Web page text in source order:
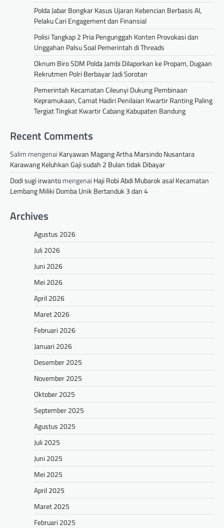
Polda Jabar Bongkar Kasus Ujaran Kebencian Berbasis AI,
Pelaku Cari Engagement dan Finansial
Polisi Tangkap 2 Pria Pengunggah Konten Provokasi dan
Unggahan Palsu Soal Pemerintah di Threads
Oknum Biro SDM Polda Jambi Dilaporkan ke Propam, Dugaan
Rekrutmen Polri Berbayar Jadi Sorotan
Pemerintah Kecamatan Cileunyi Dukung Pembinaan
Kepramukaan, Camat Hadiri Penilaian Kwartir Ranting Paling
Tergiat Tingkat Kwartir Cabang Kabupaten Bandung
Recent Comments
Salim mengenai Karyawan Magang Artha Marsindo Nusantara
Karawang Keluhkan Gaji sudah 2 Bulan tidak Dibayar
Dodi sugi irwantomengenai Haji Robi Abdi Mubarok asal Kecamatan
Lembang Miliki Domba Unik Bertanduk 3 dan 4
Archives
Agustus 2026
Juli 2026
Juni 2026
Mei 2026
April 2026
Maret 2026
Februari 2026
Januari 2026
Desember 2025
November 2025
Oktober 2025
September 2025
Agustus 2025
Juli 2025
Juni 2025
Mei 2025
April 2025
Maret 2025
Februari 2025